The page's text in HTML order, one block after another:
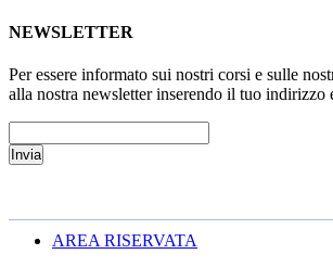
NEWSLETTER
Per essere informato sui nostri corsi e sulle
alla nostra newsletter inserendo il tuo indirizzo
AREA RISERVATA